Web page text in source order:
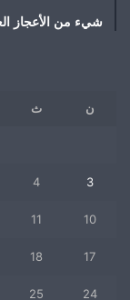
شيء من الأعجاز
ن ث
3
4
10
11
17
18
24
25